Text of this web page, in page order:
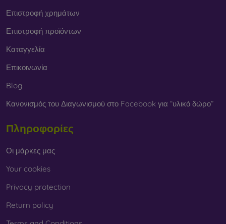
Επιστροφή χρημάτων
Επιστροφή προϊόντων
Καταγγελία
Επικοινωνία
Blog
Κανονισμός του Διαγωνισμού στο Facebook για “υλικό δώρο”
Πληροφορίες
Οι μάρκες μας
Your cookies
Privacy protection
Return policy